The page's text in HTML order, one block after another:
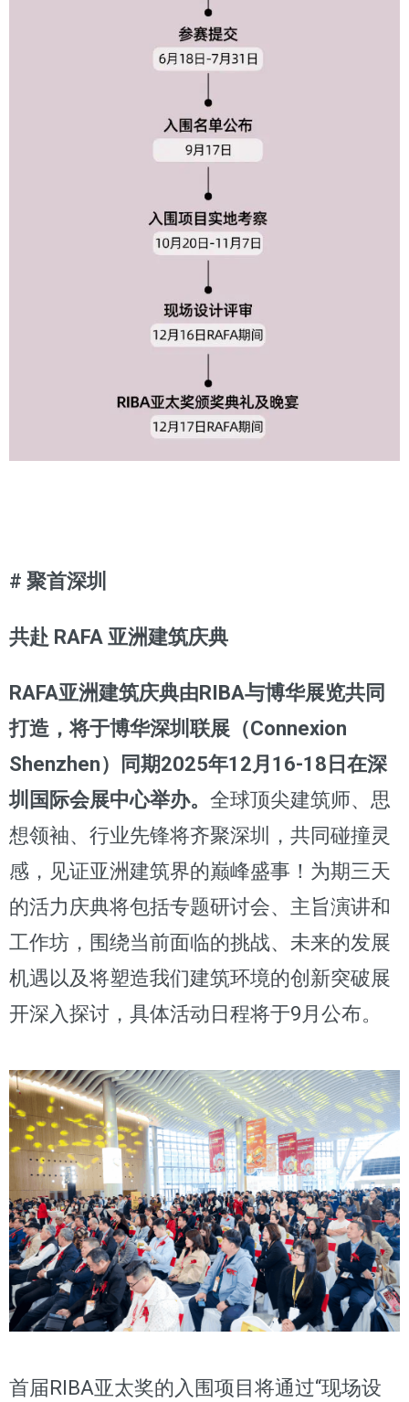
# 聚首深圳
共赴 RAFA 亚洲建筑庆典
RAFA亚洲建筑庆典由RIBA与博华展览共同
打造，将于博华深圳联展（Connexion
Shenzhen）同期2025年12月16-18日在深
圳国际会展中心举办。 全球顶尖建筑师、思
想领袖、行业先锋将齐聚深圳，共同碰撞灵
感，见证亚洲建筑界的巅峰盛事！为期三天
的活力庆典将包括专题研讨会、主旨演讲和
工作坊，围绕当前面临的挑战、未来的发展
机遇以及将塑造我们建筑环境的创新突破展
开深入探讨，具体活动日程将于9月公布。
首届RIBA亚太奖的入围项目将通过“现场设